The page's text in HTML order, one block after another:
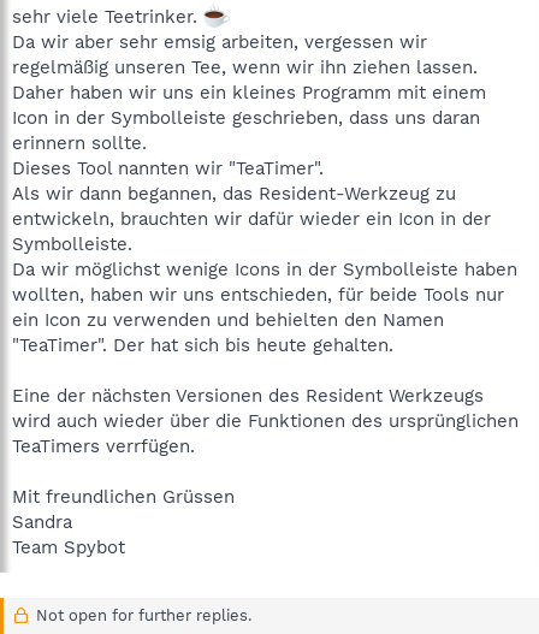
sehr viele Teetrinker.
Da wir aber sehr emsig arbeiten, vergessen wir
regelmäßig unseren Tee, wenn wir ihn ziehen lassen.
Daher haben wir uns ein kleines Programm mit einem
Icon in der Symbolleiste geschrieben, dass uns daran
erinnern sollte.
Dieses Tool nannten wir "TeaTimer".
Als wir dann begannen, das Resident-Werkzeug zu
entwickeln, brauchten wir dafür wieder ein Icon in der
Symbolleiste.
Da wir möglichst wenige Icons in der Symbolleiste haben
wollten, haben wir uns entschieden, für beide Tools nur
ein Icon zu verwenden und behielten den Namen
"TeaTimer". Der hat sich bis heute gehalten.
Eine der nächsten Versionen des Resident Werkzeugs
wird auch wieder über die Funktionen des ursprünglichen
TeaTimers verrfügen.
Mit freundlichen Grüssen
Sandra
Team Spybot
Not open for further replies.